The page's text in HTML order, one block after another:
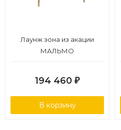
Лаунж зона из акации
МАЛЬМО
194 460 ₽
В корзину